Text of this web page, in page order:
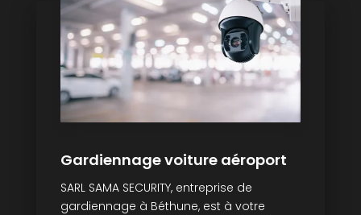
Gardiennage voiture aéroport
SARL SAMA SECURITY, entreprise de
gardiennage à Béthune, est à votre